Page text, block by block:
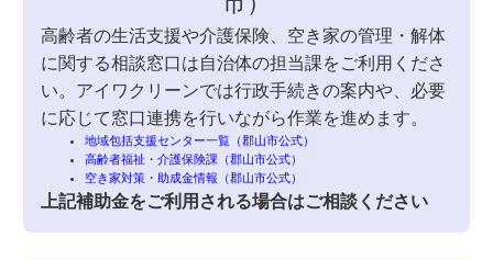
高齢者の生活支援や介護保険、空き家の管理・解体
に関する相談窓口は自治体の担当課をご利用くださ
い。アイワクリーンでは行政手続きの案内や、必要
に応じて窓口連携を行いながら作業を進めます。
地域包括支援センター一覧（郡山市公式）
高齢者福祉・介護保険課（郡山市公式）
空き家対策・助成金情報（郡山市公式）
上記補助金をご利用される場合はご相談ください